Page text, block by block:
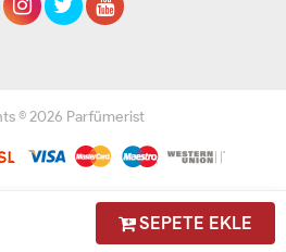
SEPETE EKLE
© 2026 Parfümerist
powered by innovation
Sipariş Takibi İletişim